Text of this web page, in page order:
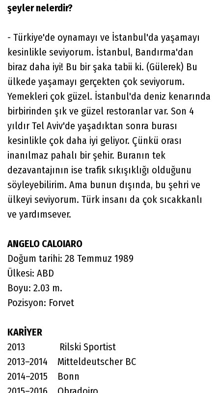
şeyler nelerdir?
- Türkiye'de oynamayı ve İstanbul'da yaşamayı
kesinlikle seviyorum. İstanbul, Bandırma'dan
biraz daha iyi! Bu bir şaka tabii ki. (Gülerek) Bu
ülkede yaşamayı gerçekten çok seviyorum.
Yemekleri çok güzel. İstanbul'da deniz kenarında
birbirinden şık ve güzel restoranlar var. Son 4
yıldır Tel Aviv'de yaşadıktan sonra burası
kesinlikle çok daha iyi geliyor. Çünkü orası
inanılmaz pahalı bir şehir. Buranın tek
dezavantajının ise trafik sıkışıklığı olduğunu
söyleyebilirim. Ama bunun dışında, bu şehri ve
ülkeyi seviyorum. Türk insanı da çok sıcakkanlı
ve yardımsever.
ANGELO CALOIARO
Doğum tarihi: 28 Temmuz 1989
Ülkesi: ABD
Boyu: 2.03 m.
Pozisyon: Forvet
KARİYER
2013 Rilski Sportist
2013–2014 Mitteldeutscher BC
2014–2015 Bonn